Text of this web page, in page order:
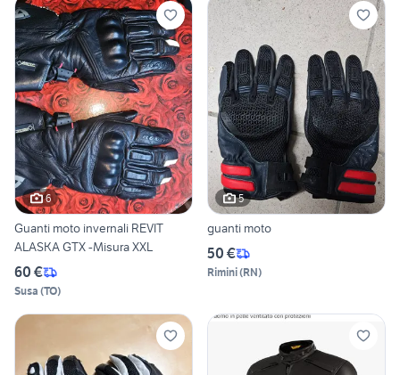
6
Guanti moto invernali REVIT
ALASKA GTX -Misura XXL
60 €
Susa (TO)
5
guanti moto
50 €
Rimini(RN)